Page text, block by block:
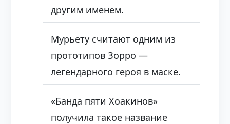
другим именем.
Мурьету считают одним из
прототипов Зорро —
легендарного героя в маске.
«Банда пяти Хоакинов»
получила такое название